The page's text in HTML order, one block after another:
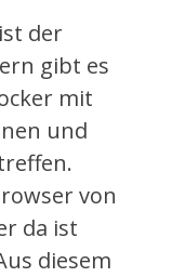
der
gibt es
mit
und
von
da ist
diesem